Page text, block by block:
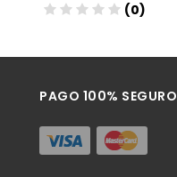
(0)
PAGO 100% SEGURO